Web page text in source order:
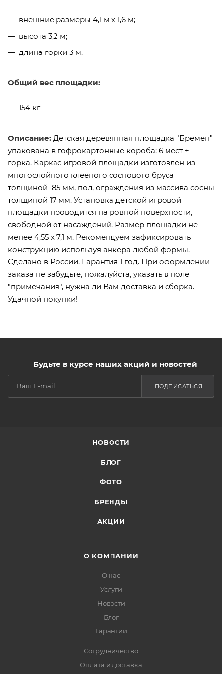
внешние размеры 4,1 м х 1,6 м;
высота 3,2 м;
длина горки 3 м.
Общий вес площадки:
154 кг
Описание: Детская деревянная площадка "Бремен"
упакована в гофрокартонные короба: 6 мест +
горка. Каркас игровой площадки изготовлен из
многослойного клееного соснового бруса
толщиной 85 мм, пол, ограждения из массива сосны
толщиной 17 мм. Установка детской игровой
площадки проводится на ровной поверхности,
свободной от насаждений. Размер площадки не
менее 4,55 х 7,1 м. Рекомендуем зафиксировать
конструкцию используя анкера любой формы.
Сделано в России. Гарантия 1 год. При оформлении
заказа не забудьте, пожалуйста, указать в поле
"примечания", нужна ли Вам доставка и сборка.
Удачной покупки!
Будьте в курсе наших акций и новостей
ПОДПИСАТЬСЯ
НОВОСТИ
БЛОГ
ФОТО
БРЕНДЫ
АКЦИИ
О КОМПАНИИ
О нас
Услуги
Новости
Блог
Гарантии
Сотрудничество
Оплата и доставка